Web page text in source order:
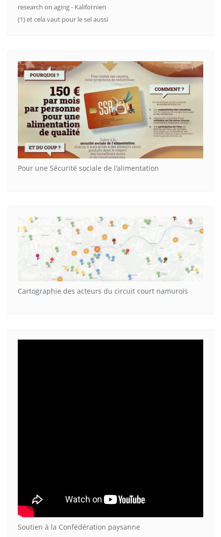
research on aging - Kalifornien
(1) et cela vaut pour le sel aussi
Pour une Sécurité sociale de l'alimentation
Cartographie des acteurs du circuit court namurois
Soutien à la Confédération paysanne